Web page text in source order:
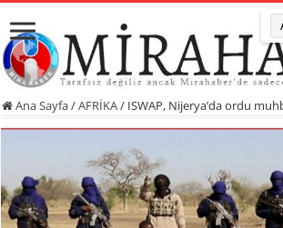
Ana Sayfa/AFRİKA/ ISWAP, Nijerya’da ordu